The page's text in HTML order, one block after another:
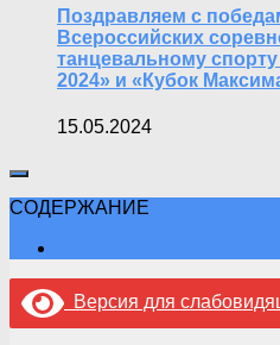
Поздравляем с
Всероссийских
танцевальному
2024» и «Кубок
15.05.2024
СОДЕРЖАНИЕ
Версия для